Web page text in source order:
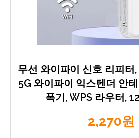
무선 와이파이 신호 리피터
5G 와이파이 익스텐더 안
폭기, WPS 라우터,
2,270원